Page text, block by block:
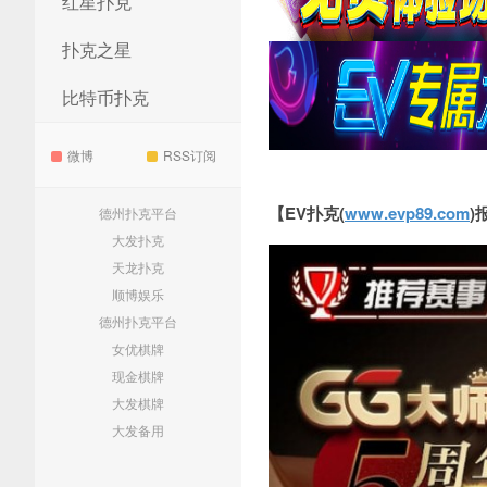
扑克之星
比特币扑克
微博 RSS订阅
德州扑克平台
大发扑克
天龙扑克
顺博娱乐
德州扑克平台
女优棋牌
现金棋牌
大发棋牌
大发备用
【EV扑克(www.evp89.com)